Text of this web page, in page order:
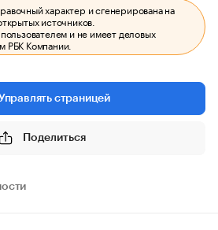
характер и сгенерирована на
источников.
и не имеет деловых
РБК Компании.
страницей
Поделиться